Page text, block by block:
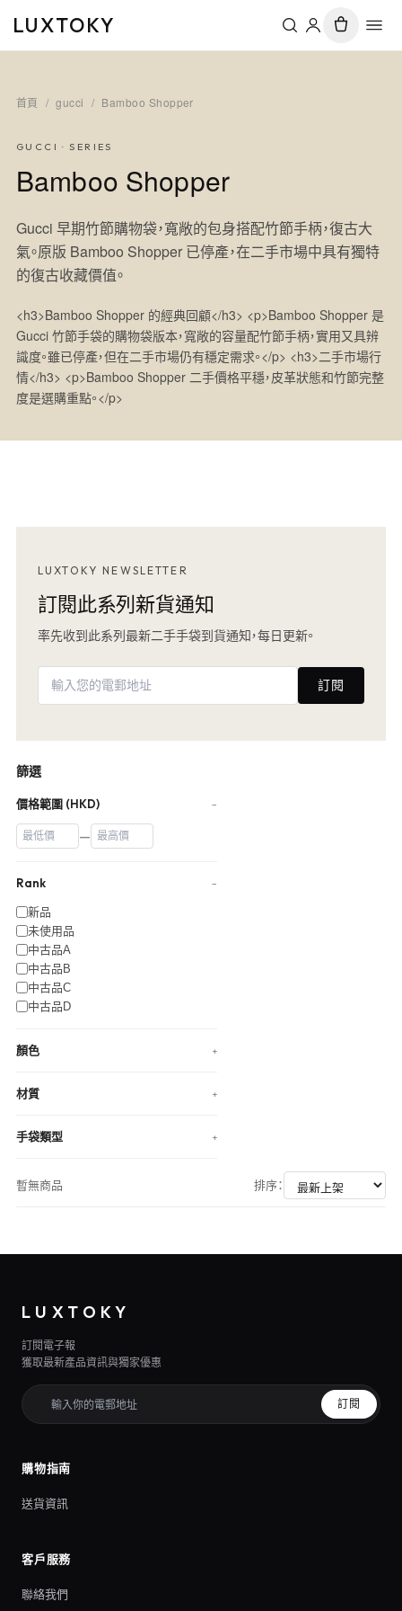
LUXTOKY
首頁 / gucci / Bamboo Shopper
GUCCI · SERIES
Bamboo Shopper
Gucci 早期竹節購物袋，寬敞的包身搭配竹節手柄，復古大
氣。原版 Bamboo Shopper 已停產，在二手市場中具有獨特
的復古收藏價值。
<h3>Bamboo Shopper 的經典回顧</h3> <p>Bamboo Shopper 是
Gucci 竹節手袋的購物袋版本，寬敞的容量配竹節手柄，實用又具辨
識度。雖已停產，但在二手市場仍有穩定需求。</p> <h3>二手市場行
情</h3> <p>Bamboo Shopper 二手價格平穩，皮革狀態和竹節完整
度是選購重點。</p>
LUXTOKY NEWSLETTER
訂閱此系列新貨通知
率先收到此系列最新二手手袋到貨通知，每日更新。
訂閱
篩選
價格範圍 (HKD) −
—
Rank −
新品
未使用品
中古品A
中古品B
中古品C
中古品D
顏色 +
材質 +
手袋類型 +
暫無商品 排序：
LUXTOKY
訂閱電子報
獲取最新產品資訊與獨家優惠
訂閱
購物指南
送貨資訊
客戶服務
聯絡我們